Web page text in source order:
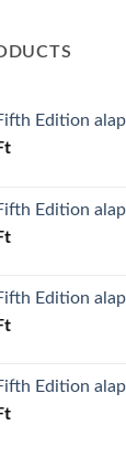
Edition
Edition
Edition
Edition